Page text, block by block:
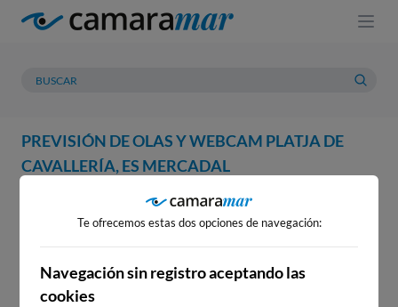
PREVISIÓN DE OLAS Y WEBCAM PLATJA DE
CAVALLERÍA, ES MERCADAL
PREVISIÓN METEOROLOGÍA
WEBCAM PLATJA DE
CAVALLERÍA, ES MERCADAL
Te ofrecemos estas dos opciones de navegación:
Navegación sin registro aceptando las
cookies